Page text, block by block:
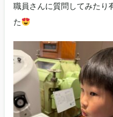
職員さんに質問してみたり
た